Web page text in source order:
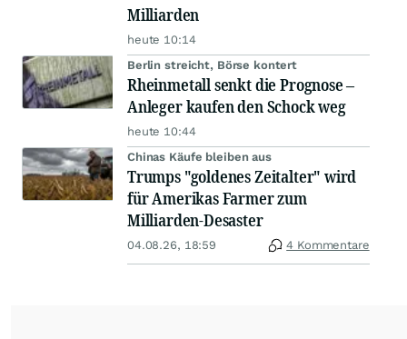
Milliarden
heute 10:14
Berlin streicht, Börse kontert
Rheinmetall senkt die Prognose –
Anleger kaufen den Schock weg
heute 10:44
Chinas Käufe bleiben aus
Trumps "goldenes Zeitalter" wird
für Amerikas Farmer zum
Milliarden-Desaster
04.08.26, 18:59 4 Kommentare